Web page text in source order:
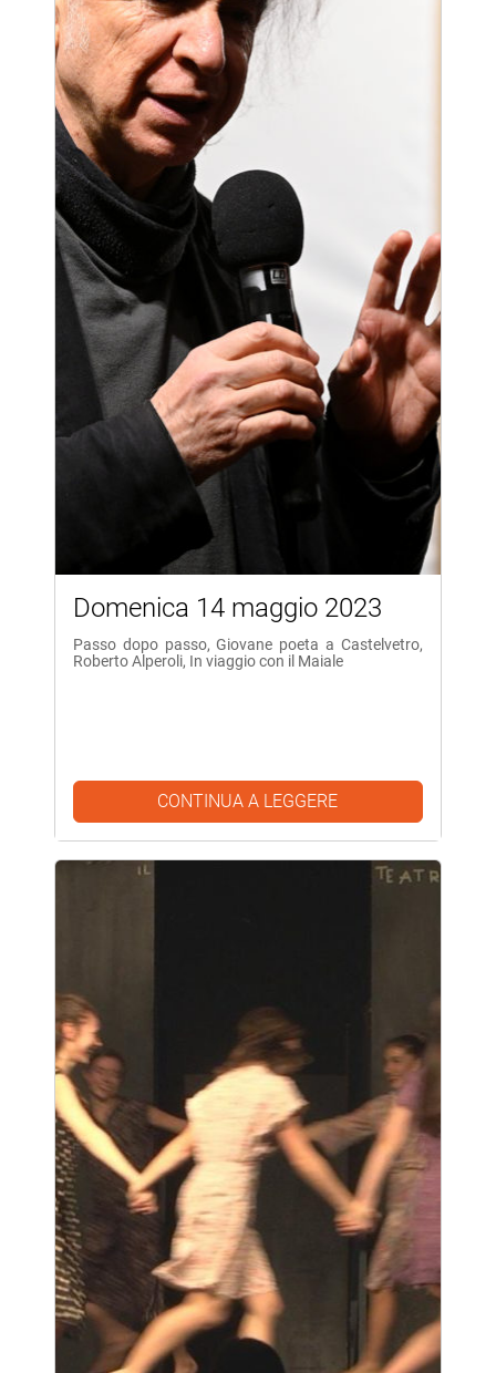
Domenica 14 maggio 2023
Passo dopo passo, Giovane poeta a Castelvetro,
Roberto Alperoli, In viaggio con il Maiale
CONTINUA A LEGGERE